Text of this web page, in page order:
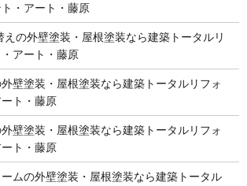
・アート・藤原
の外壁塗装・屋根塗装なら建築トータルリ
アート・藤原
壁塗装・屋根塗装なら建築トータルリフォ
ト・藤原
壁塗装・屋根塗装なら建築トータルリフォ
ト・藤原
ムの外壁塗装・屋根塗装なら建築トータル